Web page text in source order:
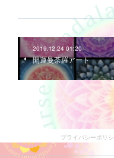
2019.12.24 01:20
開運曼荼羅アート
プライバシーポリ